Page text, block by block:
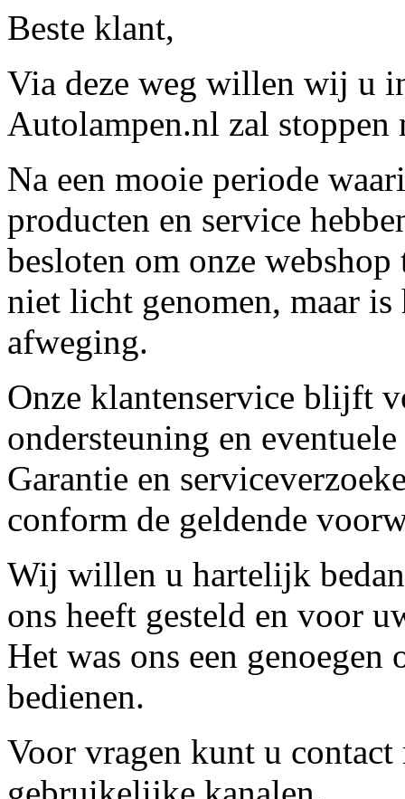
Beste klant,
Via deze weg willen wij u
Autolampen.nl zal stoppen
Na een mooie periode
producten en service
besloten om onze
niet licht genomen, maar
afweging.
Onze klantenservice blijft
ondersteuning en
Garantie en
conform de geldende
Wij willen u hartelijk
ons heeft gesteld en voor
Het was ons een
bedienen.
Voor vragen kunt u contact